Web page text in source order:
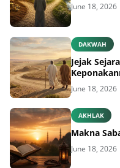
June 18, 2026
DAKWAH
Jejak
June 18, 2026
AKHLAK
Makna
June 18, 2026